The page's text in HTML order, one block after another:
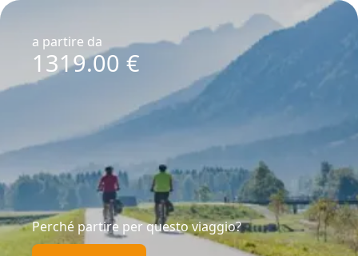
a partire da
1319.00 €
Perché partire per questo viaggio?